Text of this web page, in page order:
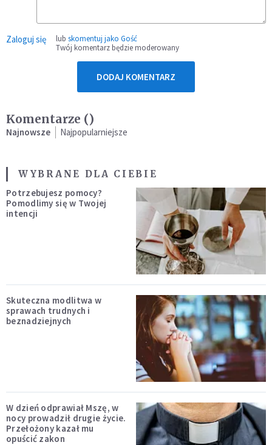
Zaloguj się lub skomentuj jako Gość
Twój komentarz będzie moderowany
DODAJ KOMENTARZ
Komentarze ()
Najnowsze Najpopularniejsze
WYBRANE DLA CIEBIE
Potrzebujesz pomocy?
Pomodlimy się w Twojej
intencji
Skuteczna modlitwa w
sprawach trudnych i
beznadziejnych
W dzień odprawiał Mszę, w
nocy prowadził drugie życie.
Przełożony kazał mu
opuścić zakon